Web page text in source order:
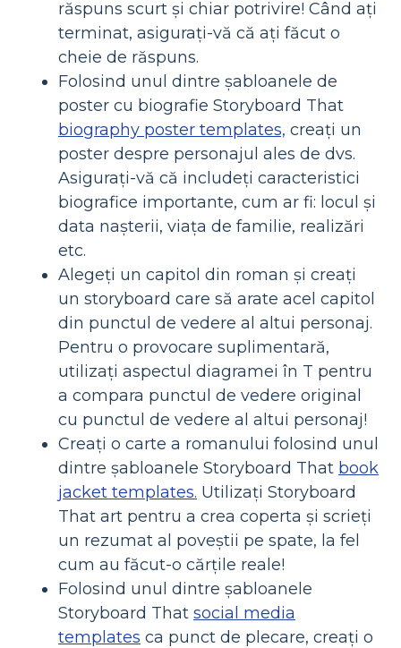
răspuns scurt și chiar potrivire! Când ați
terminat, asigurați-vă că ați făcut o
cheie de răspuns.
Folosind unul dintre șabloanele de
poster cu biografie Storyboard That
biography poster templates, creați un
poster despre personajul ales de dvs.
Asigurați-vă că includeți caracteristici
biografice importante, cum ar fi: locul și
data nașterii, viața de familie, realizări
etc.
Alegeți un capitol din roman și creați
un storyboard care să arate acel capitol
din punctul de vedere al altui personaj.
Pentru o provocare suplimentară,
utilizați aspectul diagramei în T pentru
a compara punctul de vedere original
cu punctul de vedere al altui personaj!
Creați o carte a romanului folosind unul
dintre șabloanele Storyboard That book
jacket templates. Utilizați Storyboard
That art pentru a crea coperta și scrieți
un rezumat al poveștii pe spate, la fel
cum au făcut-o cărțile reale!
Folosind unul dintre șabloanele
Storyboard That social media
templates ca punct de plecare, creați o